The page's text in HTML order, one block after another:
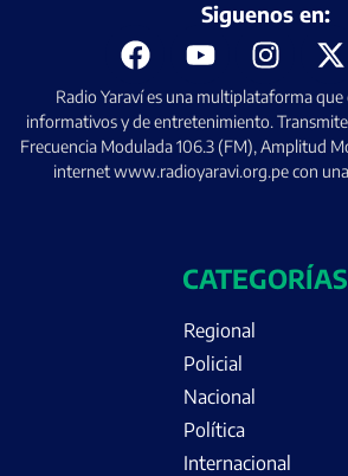
Radio Yaraví es una multiplataforma
informativos y de entretenimiento. Transmite
Frecuencia Modulada 106.3 (FM), Amplitud
internet www.radioyaravi.org.pe con
Siguenos en:
CATEGORÍAS
Regional
Policial
Nacional
Política
Internacional